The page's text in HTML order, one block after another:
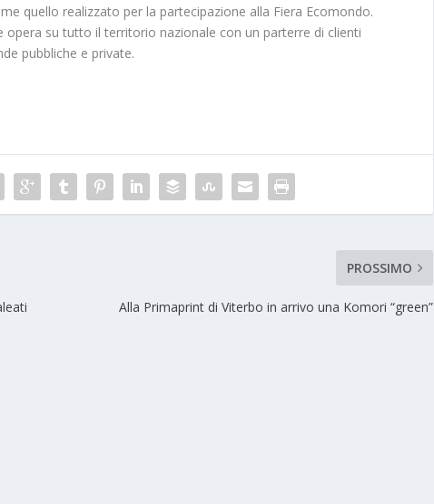
quello realizzato per la partecipazione alla Fiera Ecomondo.
opera su tutto il territorio nazionale con un parterre di clienti
pubbliche e private.
PROSSIMO
Alla Primaprint di Viterbo in arrivo una Komori “green”